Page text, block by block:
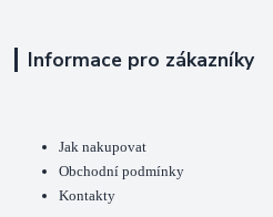
Informace pro zákazníky
Jak nakupovat
Obchodní podmínky
Kontakty